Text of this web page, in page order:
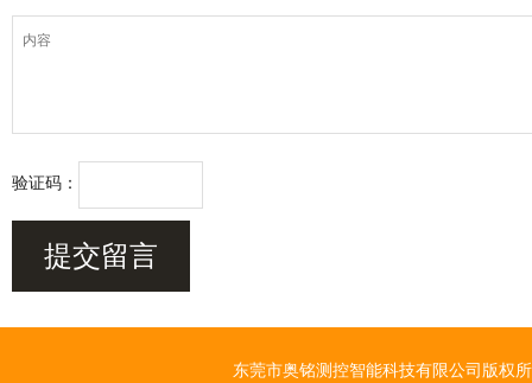
验证码：
东莞市奥铭测控智能科技有限公司版权